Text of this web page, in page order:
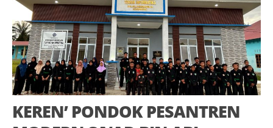
KEREN’ PONDOK PESANTREN